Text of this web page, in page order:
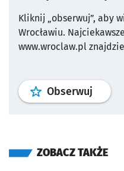
Kliknij „obserwuj”, aby
Wrocławiu.
www.wroclaw.pl
Obserwuj profil
ZOBACZ TAKŻE